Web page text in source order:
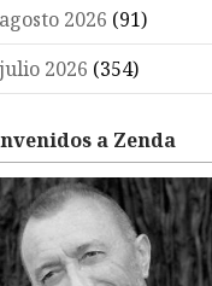
2026 (91)
2026 (354)
a Zenda